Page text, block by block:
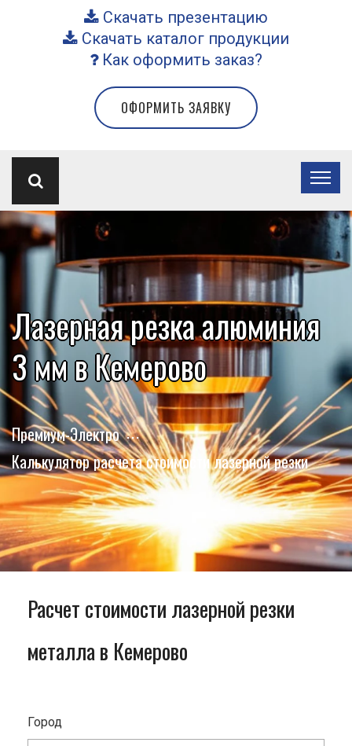
Скачать презентацию
Скачать каталог продукции
Как оформить заказ?
ОФОРМИТЬ ЗАЯВКУ
Лазерная резка алюминия
3 мм в Кемерово
Премиум-Электро
Калькулятор расчета стоимости лазерной резки
Расчет стоимости лазерной резки
металла в Кемерово
Город